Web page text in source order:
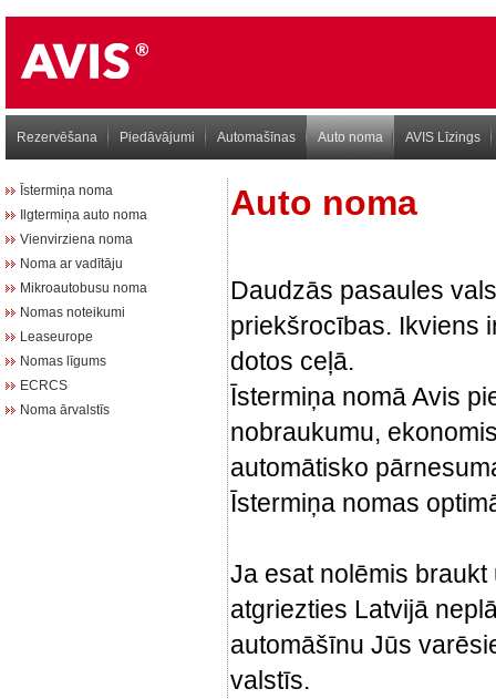
Rezervēšana Piedāvājumi Automašīnas Auto noma AVIS Līzings
Īstermiņa noma
Ilgtermiņa auto noma
Vienvirziena noma
Noma ar vadītāju
Mikroautobusu noma
Nomas noteikumi
Leaseurope
Nomas līgums
ECRCS
Noma ārvalstīs
Auto noma
Daudzās pasaules
priekšrocības. Ikviens
dotos ceļā.
Īstermiņa nomā Avis
nobraukumu,
automātisko
Īstermiņa nomas
Ja esat nolēmis
atgriezties Latvijā
automāšīnu Jūs
valstīs.